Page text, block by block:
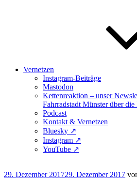
Vernetzen
Instagram-Beiträge
Mastodon
Kettenreaktion – unser
Fahrradstadt Münster über
Podcast
Kontakt & Vernetzen
Bluesky ↗️
Instagram ↗️
YouTube ↗️
Veröffentlicht
29. Dezember 201729. Dezember 2017